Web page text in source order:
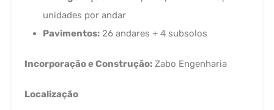
unidades por andar
Pavimentos: 26 andares + 4 subsolos
Incorporação e Construção: Zabo Engenharia
Localização